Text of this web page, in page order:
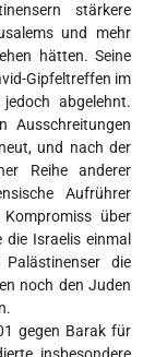
stärkere
und mehr
hätten. Seine
Gipfeltreffen im
abgelehnt.
Ausschreitungen
und nach der
Reihe anderer
Aufrührer
über
Israelis einmal
die
noch den Juden
gegen Barak für